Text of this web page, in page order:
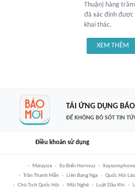
Thuận) hàng
đã xác định
khai thác.
XEM THÊM
TẢI ỨNG DỤNG
ĐỂ KHÔNG BỎ SÓT TIN
Điều khoản sử dụng
Malaysia Eo Biển Hormuz
Trần Thanh Mẫn
Liên Bang Nga Quốc Hội Lào
Chủ Tịch Quốc Hội
Mũi Nghê Luật Dầu Khí